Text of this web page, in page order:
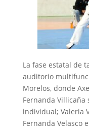
La fase estatal de
auditorio
Morelos, donde
Fernanda Villicaña
individual; Valeria
Fernanda Velasco